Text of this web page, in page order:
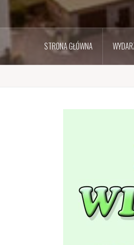
STRONA GŁÓWNA